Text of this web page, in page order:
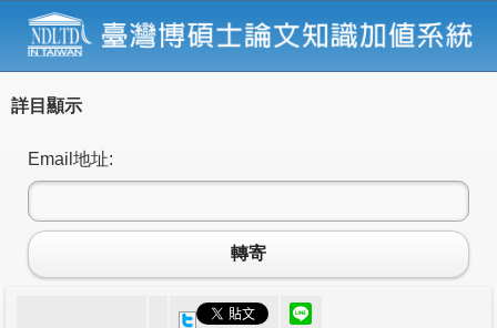
詳目顯示
Email地址:
轉寄